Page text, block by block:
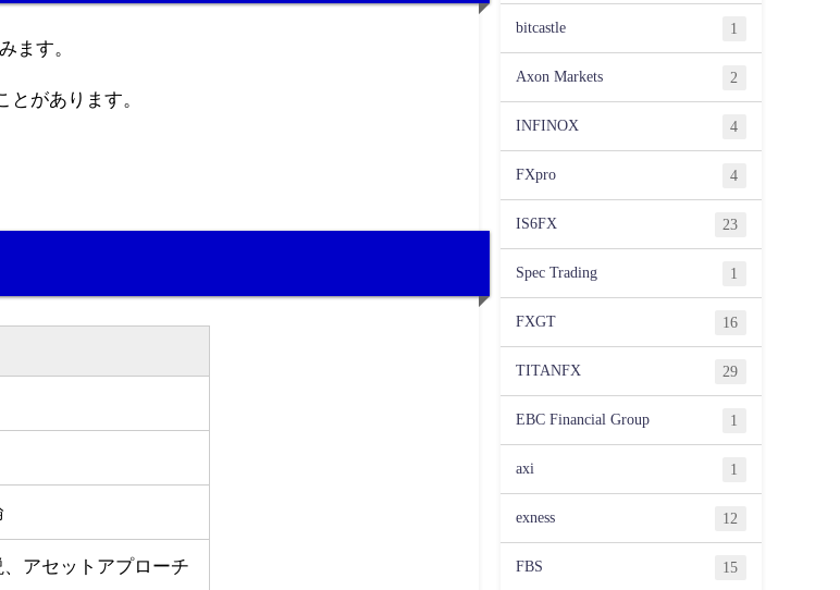
ます。
とがあります。
アセットアプローチ
bitcastle 1
Axon Markets 2
INFINOX 4
FXpro 4
IS6FX 23
Spec Trading 1
FXGT 16
TITANFX 29
EBC Financial Group 1
axi 1
exness 12
FBS 15